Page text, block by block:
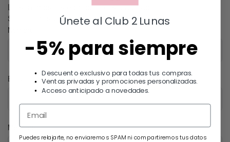
Lo sentimos, este producto esta agotado.
Si le interesa, puede escribirnos un mensaje.
Nombre
Email
Mensaje
Únete al Club 2 Lunas
-5% para siempre
Descuento exclusivo para todas tus compras.
Ventas privadas y promociones personalizadas.
Acceso anticipado a novedades.
Puedes relajarte, no enviaremos SPAM ni compartiremos tus datos